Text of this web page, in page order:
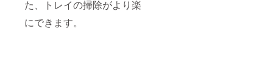
た、トレイの掃除がより楽
にできます。